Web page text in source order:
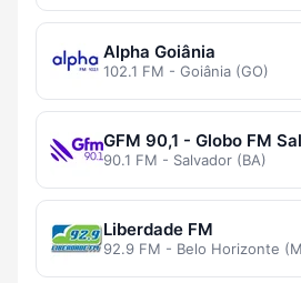
Alpha Goiânia
102.1 FM - Goiânia (GO)
GFM 90,1 - Globo FM
90.1 FM - Salvador (BA)
Liberdade FM
92.9 FM - Belo Horizonte